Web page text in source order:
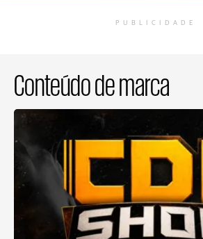
PUBLICIDADE
Conteúdo de marca